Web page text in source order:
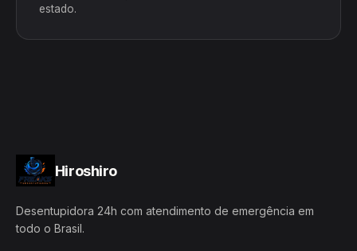
estado.
Hiroshiro
Desentupidora 24h com atendimento de emergência em
todo o Brasil.